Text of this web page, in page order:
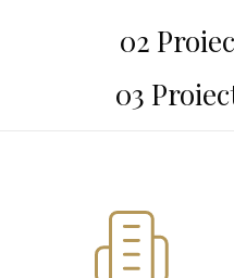
02
03